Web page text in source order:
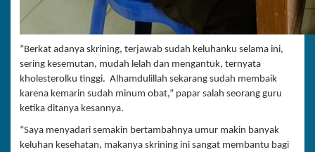
“Berkat adanya skrining, terjawab sudah keluhanku selama ini,
sering kesemutan, mudah lelah dan mengantuk, ternyata
kholesterolku tinggi. Alhamdulillah sekarang sudah membaik
karena kemarin sudah minum obat,” papar salah seorang guru
ketika ditanya kesannya.
“Saya menyadari semakin bertambahnya umur makin banyak
keluhan kesehatan, makanya skrining ini sangat membantu bagi